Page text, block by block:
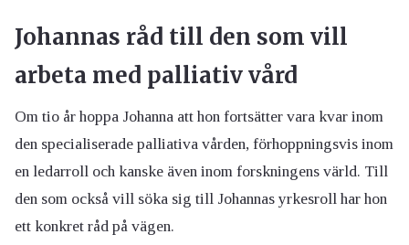
Johannas råd till den som vill
arbeta med palliativ vård
Om tio år hoppa Johanna att hon fortsätter vara kvar inom
den specialiserade palliativa vården, förhoppningsvis inom
en ledarroll och kanske även inom forskningens värld. Till
den som också vill söka sig till Johannas yrkesroll har hon
ett konkret råd på vägen.